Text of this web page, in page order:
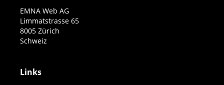
EMNA Web AG
Limmatstrasse 65
8005 Zürich
Schweiz
Links